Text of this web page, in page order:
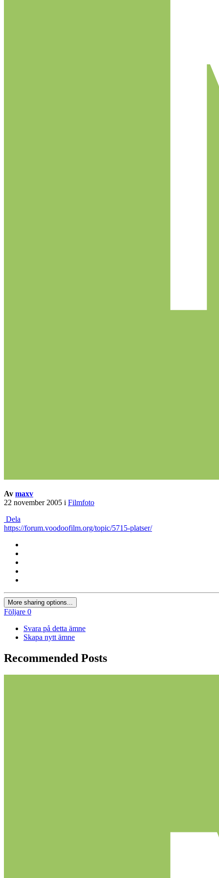
Av maxv
22 november 2005 i Filmfoto
Dela
https://forum.voodoofilm.org/topic/5715-platser/
More sharing options...
Följare 0
Svara på detta ämne
Skapa nytt ämne
Recommended Posts